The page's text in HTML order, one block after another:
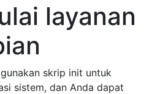
layanan
skrip init untuk
sistem, dan Anda dapat